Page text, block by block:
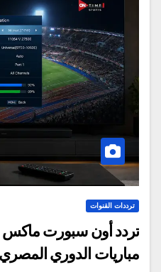
ترددات القنوات
مباريات الدوري المصري